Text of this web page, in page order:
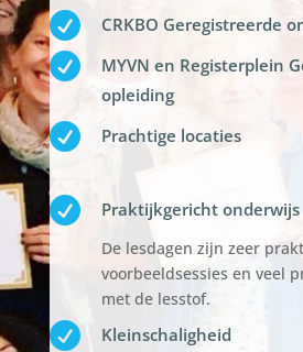
 CRKBO Geregistreerde

MYVN en Registerplein
opleiding
 Prachtige locaties
 Praktijkgericht onderwijs
De lesdagen zijn zeer
voorbeeldsessies en veel
met de lesstof.
 Kleinschaligheid